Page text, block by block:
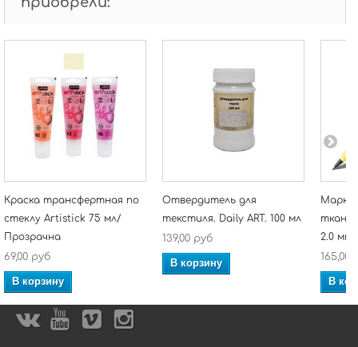
Краска трансфертная по
стеклу Artistick 75 мл/
Прозрачна
69,00 руб
В корзину
Отвердитель для
текстиля. Daily ART. 100 мл
139,00 руб
В корзину
ткани
2.0 мм
165,00
В